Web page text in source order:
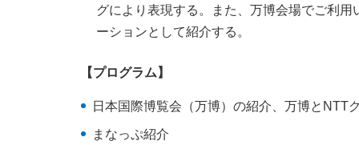
グにより表現する。また、万博会場でご利
ーションとして紹介する。
【プログラム】
日本国際博覧会（万博）の紹介、万博とNTT
まなっぷ紹介